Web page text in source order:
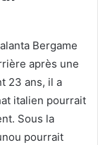
Bergame
après une
23 ans, il a
italien pourrait
Sous la
pourrait